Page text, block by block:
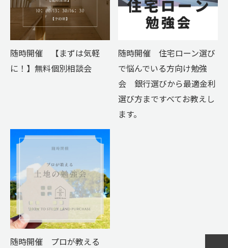
随時開催 【まずは気軽
に！】無料個別相談会
随時開催 住宅ローン選び
で悩んでいる方向け勉強
会 銀行選びから最適金利
選び方まですべてお教えし
ます。
随時開催 プロが教える